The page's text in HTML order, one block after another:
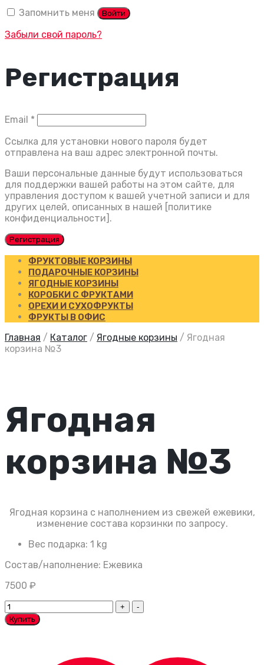
Запомнить меня Войти
Забыли свой пароль?
Регистрация
Email *
Ссылка для установки нового пароля будет
отправлена ​​на ваш адрес электронной почты.
Ваши персональные данные будут использоваться
для поддержки вашей работы на этом сайте, для
управления доступом к вашей учетной записи и для
других целей, описанных в нашей [политике
конфиденциальности].
Регистрация
ФРУКТОВЫЕ КОРЗИНЫ
ПОДАРОЧНЫЕ КОРЗИНЫ
ЯГОДНЫЕ КОРЗИНЫ
КОРОБКИ С ФРУКТАМИ
ОРЕХИ И СУХОФРУКТЫ
ФРУКТЫ В ОФИС
Главная / Каталог / Ягодные корзины / Ягодная
корзина №3
Ягодная
корзина №3
Ягодная корзина с наполнением из свежей ежевики,
изменение состава корзинки по запросу.
Вес подарка: 1 kg
Состав/наполнение: Ежевика
7500 ₽
Ягодная
корзина
№3
Купить